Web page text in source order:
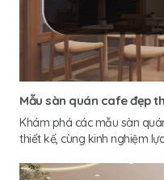
Mẫu sàn quán cafe đẹp
Khám phá các mẫu sàn
thiết kế, cùng kinh nghiệm